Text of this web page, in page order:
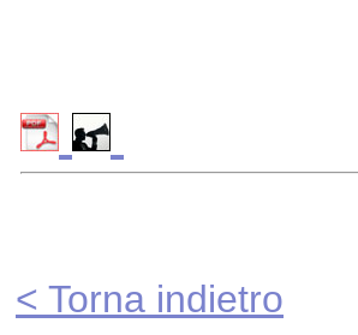
< Torna indietro